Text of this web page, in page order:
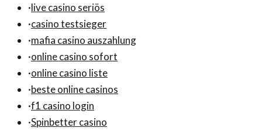
·live casino seriös
·casino testsieger
·mafia casino auszahlung
·online casino sofort
·online casino liste
·beste online casinos
·f1 casino login
·Spinbetter casino